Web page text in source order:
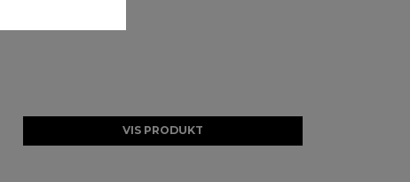
VIS PRODUKT